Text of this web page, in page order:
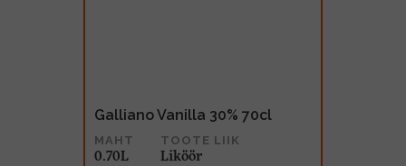
Galliano Vanilla 30% 70cl
MAHT
0.70L
TOOTE LIIK
Liköör